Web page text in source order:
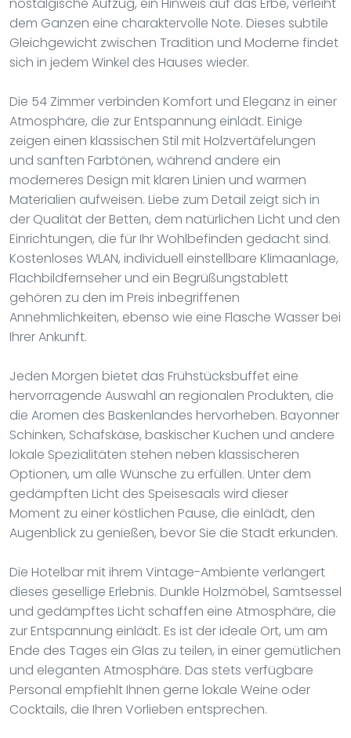
dem Ganzen eine charaktervolle Note. Dieses subtile
Gleichgewicht zwischen Tradition und Moderne findet
sich in jedem Winkel des Hauses wieder.
Die 54 Zimmer verbinden Komfort und Eleganz in einer
Atmosphäre, die zur Entspannung einlädt. Einige
zeigen einen klassischen Stil mit Holzvertäfelungen
und sanften Farbtönen, während andere ein
moderneres Design mit klaren Linien und warmen
Materialien aufweisen. Liebe zum Detail zeigt sich in
der Qualität der Betten, dem natürlichen Licht und den
Einrichtungen, die für Ihr Wohlbefinden gedacht sind.
Kostenloses WLAN, individuell einstellbare Klimaanlage,
Flachbildfernseher und ein Begrüßungstablett
gehören zu den im Preis inbegriffenen
Annehmlichkeiten, ebenso wie eine Flasche Wasser bei
Ihrer Ankunft.
Jeden Morgen bietet das Frühstücksbuffet eine
hervorragende Auswahl an regionalen Produkten, die
die Aromen des Baskenlandes hervorheben. Bayonner
Schinken, Schafskäse, baskischer Kuchen und andere
lokale Spezialitäten stehen neben klassischeren
Optionen, um alle Wünsche zu erfüllen. Unter dem
gedämpften Licht des Speisesaals wird dieser
Moment zu einer köstlichen Pause, die einlädt, den
Augenblick zu genießen, bevor Sie die Stadt erkunden.
Die Hotelbar mit ihrem Vintage-Ambiente verlängert
dieses gesellige Erlebnis. Dunkle Holzmöbel, Samtsessel
und gedämpftes Licht schaffen eine Atmosphäre, die
zur Entspannung einlädt. Es ist der ideale Ort, um am
Ende des Tages ein Glas zu teilen, in einer gemütlichen
und eleganten Atmosphäre. Das stets verfügbare
Personal empfiehlt Ihnen gerne lokale Weine oder
Cocktails, die Ihren Vorlieben entsprechen.